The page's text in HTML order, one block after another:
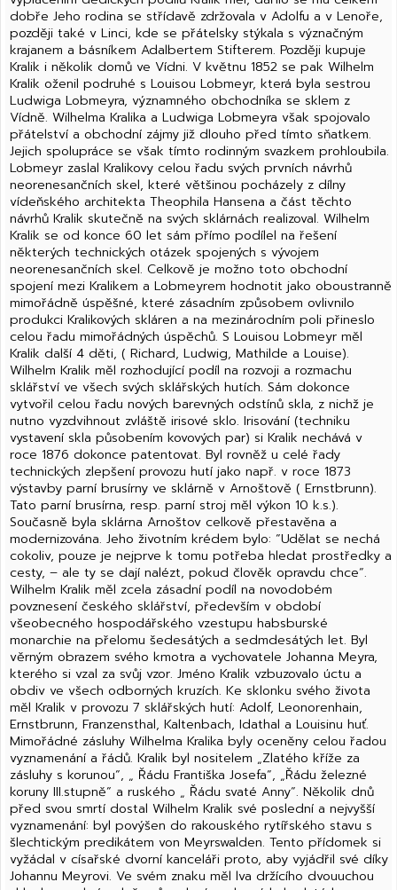
dobře Jeho rodina se střídavě zdržovala v Adolfu a v Lenoře,
později také v Linci, kde se přátelsky stýkala s význačným
krajanem a básníkem Adalbertem Stifterem. Později kupuje
Kralik i několik domů ve Vídni. V květnu 1852 se pak Wilhelm
Kralik oženil podruhé s Louisou Lobmeyr, která byla sestrou
Ludwiga Lobmeyra, významného obchodníka se sklem z
Vídně. Wilhelma Kralika a Ludwiga Lobmeyra však spojovalo
přátelství a obchodní zájmy již dlouho před tímto sňatkem.
Jejich spolupráce se však tímto rodinným svazkem prohloubila.
Lobmeyr zaslal Kralikovy celou řadu svých prvních návrhů
neorenesančních skel, které většinou pocházely z dílny
vídeňského architekta Theophila Hansena a část těchto
návrhů Kralik skutečně na svých sklárnách realizoval. Wilhelm
Kralik se od konce 60 let sám přímo podílel na řešení
některých technických otázek spojených s vývojem
neorenesančních skel. Celkově je možno toto obchodní
spojení mezi Kralikem a Lobmeyrem hodnotit jako oboustranně
mimořádně úspěšné, které zásadním způsobem ovlivnilo
produkci Kralikových skláren a na mezinárodním poli přineslo
celou řadu mimořádných úspěchů. S Louisou Lobmeyr měl
Kralik další 4 děti, ( Richard, Ludwig, Mathilde a Louise).
Wilhelm Kralik měl rozhodující podíl na rozvoji a rozmachu
sklářství ve všech svých sklářských hutích. Sám dokonce
vytvořil celou řadu nových barevných odstínů skla, z nichž je
nutno vyzdvihnout zvláště irisové sklo. Irisování (techniku
vystavení skla působením kovových par) si Kralik nechává v
roce 1876 dokonce patentovat. Byl rovněž u celé řady
technických zlepšení provozu hutí jako např. v roce 1873
výstavby parní brusírny ve sklárně v Arnoštově ( Ernstbrunn).
Tato parní brusírna, resp. parní stroj měl výkon 10 k.s.).
Současně byla sklárna Arnoštov celkově přestavěna a
modernizována. Jeho životním krédem bylo: “Udělat se nechá
cokoliv, pouze je nejprve k tomu potřeba hledat prostředky a
cesty, – ale ty se dají nalézt, pokud člověk opravdu chce“.
Wilhelm Kralik měl zcela zásadní podíl na novodobém
povznesení českého sklářství, především v období
všeobecného hospodářského vzestupu habsburské
monarchie na přelomu šedesátých a sedmdesátých let. Byl
věrným obrazem svého kmotra a vychovatele Johanna Meyra,
kterého si vzal za svůj vzor. Jméno Kralik vzbuzovalo úctu a
obdiv ve všech odborných kruzích. Ke sklonku svého života
měl Kralik v provozu 7 sklářských hutí: Adolf, Leonorenhain,
Ernstbrunn, Franzensthal, Kaltenbach, Idathal a Louisinu huť.
Mimořádné zásluhy Wilhelma Kralika byly oceněny celou řadou
vyznamenání a řádů. Kralik byl nositelem „Zlatého kříže za
zásluhy s korunou“, „ Řádu Františka Josefa“, „Řádu železné
koruny III.stupně“ a ruského „ Řádu svaté Anny“. Několik dnů
před svou smrtí dostal Wilhelm Kralik své poslední a nejvyšší
vyznamenání: byl povýšen do rakouského rytířského stavu s
šlechtickým predikátem von Meyrswalden. Tento přídomek si
vyžádal v císařské dvorní kanceláři proto, aby vyjádřil své díky
Johannu Meyrovi. Ve svém znaku měl lva držícího dvouuchou